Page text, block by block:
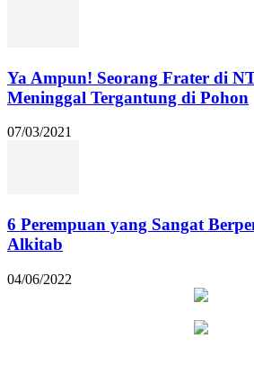
Ya Ampun! Seorang Frater di
Meninggal Tergantung di Pohon
07/03/2021
6 Perempuan yang Sangat
Alkitab
04/06/2022